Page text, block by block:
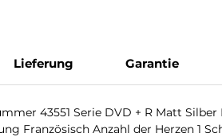
Lieferung Garantie
43551 Serie DVD + R Matt
Französisch Anzahl der Herzen 1